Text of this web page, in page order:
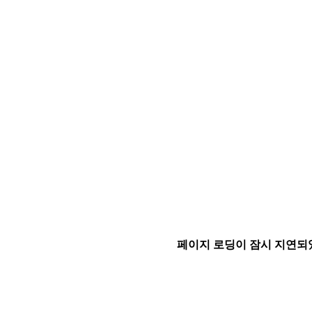
페이지 로딩이 잠시 지연